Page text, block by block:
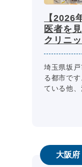
【2026
医者を
クリニ
埼玉県坂
る都市で
ている他
大阪府